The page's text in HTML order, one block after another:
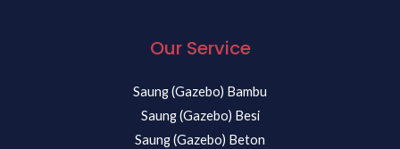
Our Service
Saung (Gazebo) Bambu
Saung (Gazebo) Besi
Saung (Gazebo) Beton